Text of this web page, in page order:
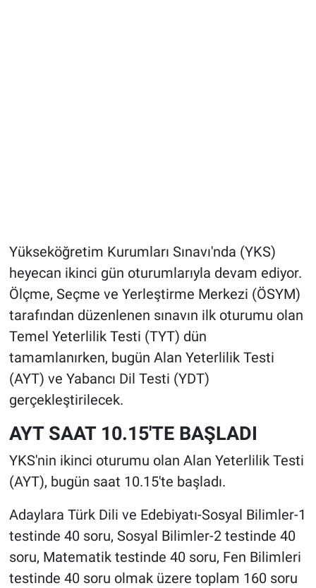
Yükseköğretim Kurumları Sınavı'nda (YKS)
heyecan ikinci gün oturumlarıyla devam ediyor.
Ölçme, Seçme ve Yerleştirme Merkezi (ÖSYM)
tarafından düzenlenen sınavın ilk oturumu olan
Temel Yeterlilik Testi (TYT) dün
tamamlanırken, bugün Alan Yeterlilik Testi
(AYT) ve Yabancı Dil Testi (YDT)
gerçekleştirilecek.
AYT SAAT 10.15'TE BAŞLADI
YKS'nin ikinci oturumu olan Alan Yeterlilik Testi
(AYT), bugün saat 10.15'te başladı.
Adaylara Türk Dili ve Edebiyatı-Sosyal Bilimler-1
testinde 40 soru, Sosyal Bilimler-2 testinde 40
soru, Matematik testinde 40 soru, Fen Bilimleri
testinde 40 soru olmak üzere toplam 160 soru